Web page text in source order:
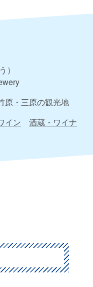
）
原・三原の観光地
イン
酒蔵・ワイナ